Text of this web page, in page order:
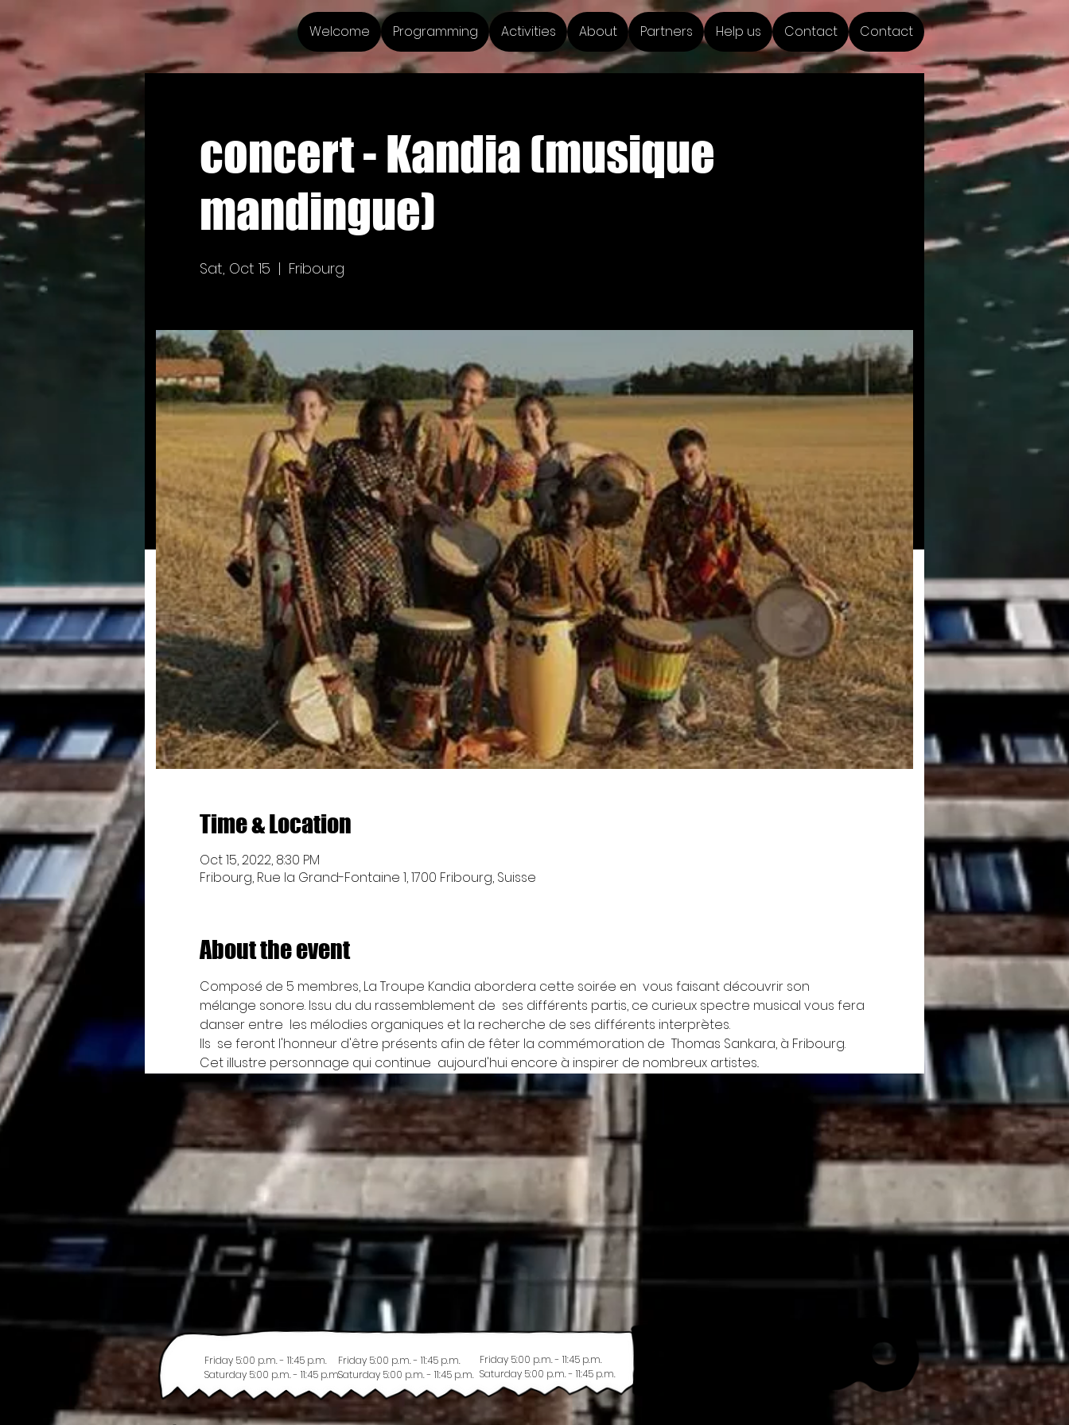
Welcome Programming Activities About Partners Help us Contact Contact
concert - Kandia (musique
mandingue)
Sat, Oct 15
  |
Fribourg
Time & Location
Oct 15, 2022, 8:30 PM
Fribourg, Rue la Grand-Fontaine 1, 1700 Fribourg, Suisse
About the event
Composé de 5 membres, La Troupe Kandia abordera cette soirée en  vous faisant découvrir son
mélange sonore. Issu du du rassemblement de  ses différents partis, ce curieux spectre musical vous fera
danser entre  les mélodies organiques et la recherche de ses différents interprètes.
Ils  se feront l'honneur d'être présents afin de fêter la commémoration de  Thomas Sankara, à Fribourg.
Cet illustre personnage qui continue  aujourd'hui encore à inspirer de nombreux artistes..
Friday 5:00 p.m. - 11:45 p.m.
Saturday 5:00 p.m. - 11:45 p.m.
Friday 5:00 p.m. - 11:45 p.m.
Saturday 5:00 p.m. - 11:45 p.m.
Friday 5:00 p.m. - 11:45 p.m.
Saturday 5:00 p.m. - 11:45 p.m.